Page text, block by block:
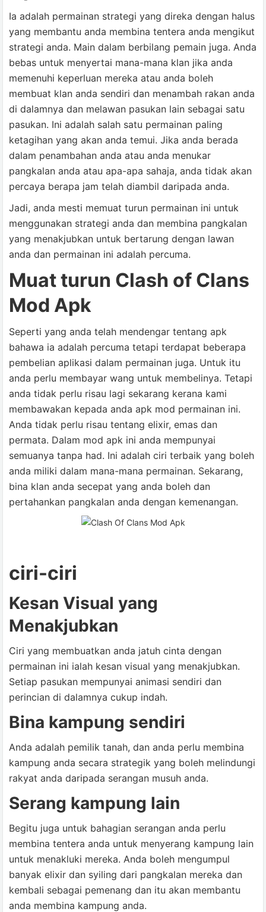
Ia adalah permainan strategi yang direka dengan halus
yang membantu anda membina tentera anda mengikut
strategi anda. Main dalam berbilang pemain juga. Anda
bebas untuk menyertai mana-mana klan jika anda
memenuhi keperluan mereka atau anda boleh
membuat klan anda sendiri dan menambah rakan anda
di dalamnya dan melawan pasukan lain sebagai satu
pasukan. Ini adalah salah satu permainan paling
ketagihan yang akan anda temui. Jika anda berada
dalam penambahan anda atau anda menukar
pangkalan anda atau apa-apa sahaja, anda tidak akan
percaya berapa jam telah diambil daripada anda.
Jadi, anda mesti memuat turun permainan ini untuk
menggunakan strategi anda dan membina pangkalan
yang menakjubkan untuk bertarung dengan lawan
anda dan permainan ini adalah percuma.
Muat turun Clash of Clans
Mod Apk
Seperti yang anda telah mendengar tentang apk
bahawa ia adalah percuma tetapi terdapat beberapa
pembelian aplikasi dalam permainan juga. Untuk itu
anda perlu membayar wang untuk membelinya. Tetapi
anda tidak perlu risau lagi sekarang kerana kami
membawakan kepada anda apk mod permainan ini.
Anda tidak perlu risau tentang elixir, emas dan
permata. Dalam mod apk ini anda mempunyai
semuanya tanpa had. Ini adalah ciri terbaik yang boleh
anda miliki dalam mana-mana permainan. Sekarang,
bina klan anda secepat yang anda boleh dan
pertahankan pangkalan anda dengan kemenangan.
ciri-ciri
Kesan Visual yang
Menakjubkan
Ciri yang membuatkan anda jatuh cinta dengan
permainan ini ialah kesan visual yang menakjubkan.
Setiap pasukan mempunyai animasi sendiri dan
perincian di dalamnya cukup indah.
Bina kampung sendiri
Anda adalah pemilik tanah, dan anda perlu membina
kampung anda secara strategik yang boleh melindungi
rakyat anda daripada serangan musuh anda.
Serang kampung lain
Begitu juga untuk bahagian serangan anda perlu
membina tentera anda untuk menyerang kampung lain
untuk menakluki mereka. Anda boleh mengumpul
banyak elixir dan syiling dari pangkalan mereka dan
kembali sebagai pemenang dan itu akan membantu
anda membina kampung anda.